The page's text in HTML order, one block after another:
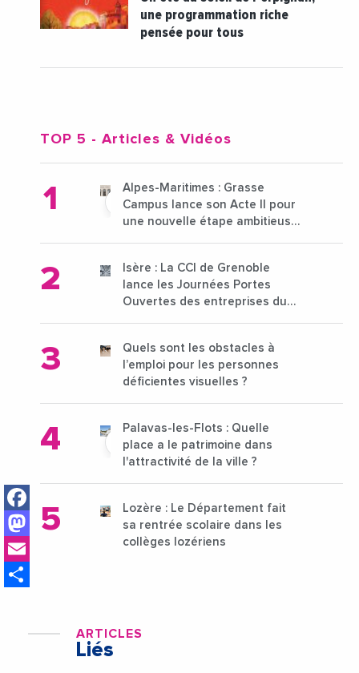
Facebook
Mastodon
une programmation riche
pensée pour tous
TOP 5 - Articles & Vidéos
Alpes-Maritimes : Grasse
Campus lance son Acte II pour
une nouvelle étape ambitieuse
Isère : La CCI de Grenoble
lance les Journées Portes
Ouvertes des entreprises du
Quels sont les obstacles à
l’emploi pour les personnes
déficientes visuelles ?
Palavas-les-Flots : Quelle
place a le patrimoine dans
l'attractivité de la ville ?
Lozère : Le Département fait
sa rentrée scolaire dans les
collèges lozériens
ARTICLES
Liés